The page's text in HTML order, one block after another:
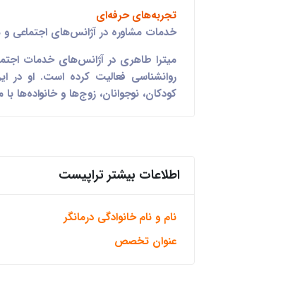
تجربه‌های حرفه‌ای
خدمات مشاوره در آژانس‌های اجتماعی و
میترا طاهری در آژانس‌های خدمات
روانشناسی فعالیت کرده است. او در
کودکان، نوجوانان، زوج‌ها و خانواده‌ها
اطلاعات بیشتر تراپیست
نام و نام خانوادگی درمانگر
عنوان تخصص